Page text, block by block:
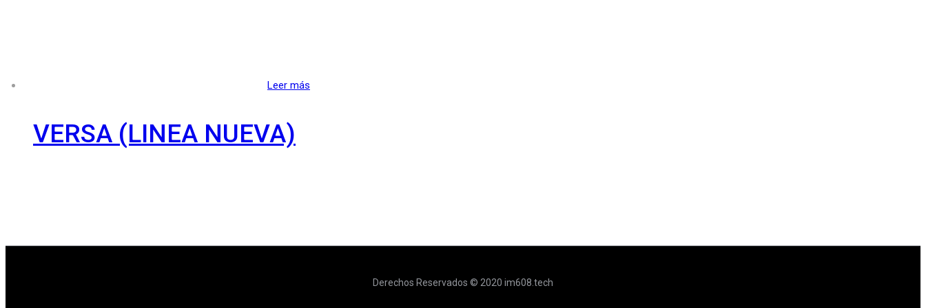
Leer más
VERSA (LINEA NUEVA)
Derechos Reservados © 2020 im608.tech